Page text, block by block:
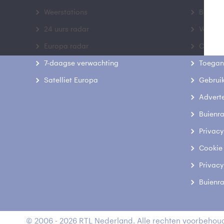
Weerstations
24 uurs radar
Europa radar
7-daagse verwachting
Satelliet Europa
Contact
© 2006 - 2026 RTL Nederland. Alle rechten